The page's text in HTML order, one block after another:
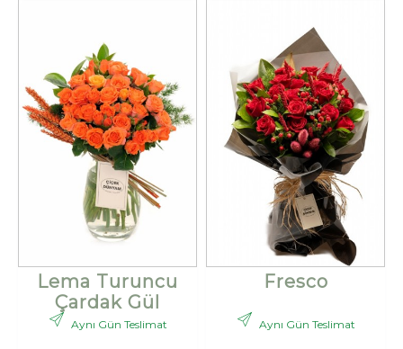
Lema Turuncu
Çardak Gül
Aynı Gün Teslimat
Fresco
Aynı Gün Teslimat